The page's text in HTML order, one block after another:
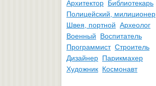
Архитектор Библиотекарь
Полицейский, милиционер
Швея, портной Археолог
Военный
Воспитатель
Программист Строитель
Дизайнер Парикмахер
Художник Космонавт